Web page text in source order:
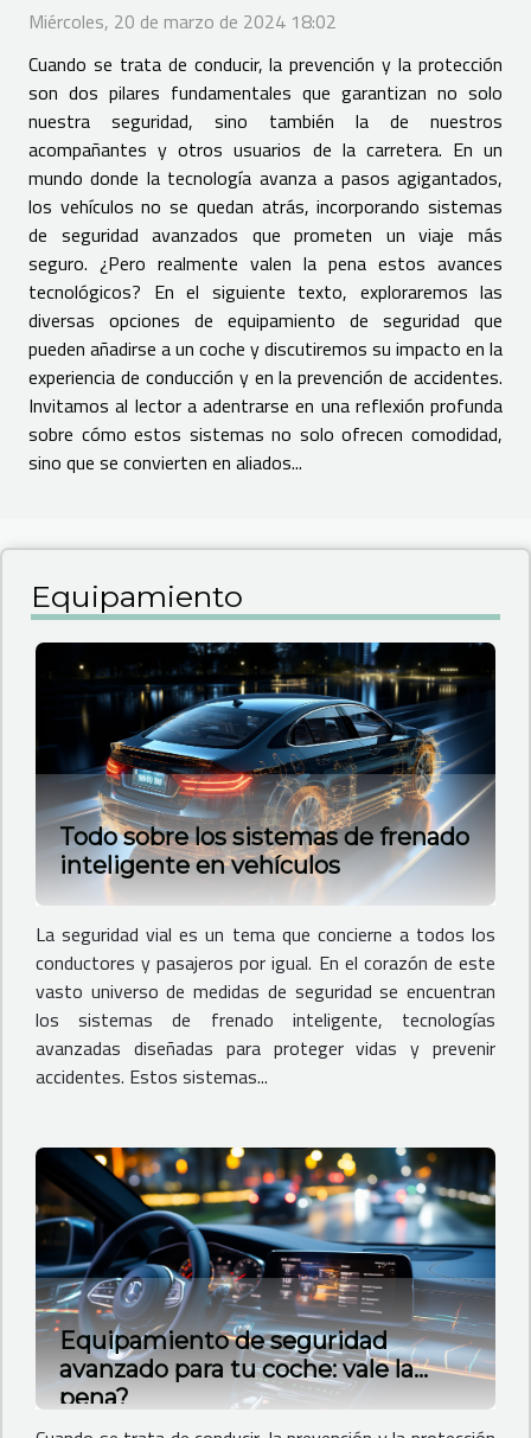
Miércoles, 20 de marzo de 2024 18:02
Cuando se trata de conducir, la prevención y la protección
son dos pilares fundamentales que garantizan no solo
nuestra seguridad, sino también la de nuestros
acompañantes y otros usuarios de la carretera. En un
mundo donde la tecnología avanza a pasos agigantados,
los vehículos no se quedan atrás, incorporando sistemas
de seguridad avanzados que prometen un viaje más
seguro. ¿Pero realmente valen la pena estos avances
tecnológicos? En el siguiente texto, exploraremos las
diversas opciones de equipamiento de seguridad que
pueden añadirse a un coche y discutiremos su impacto en la
experiencia de conducción y en la prevención de accidentes.
Invitamos al lector a adentrarse en una reflexión profunda
sobre cómo estos sistemas no solo ofrecen comodidad,
sino que se convierten en aliados...
Equipamiento
Todo sobre los sistemas de frenado
inteligente en vehículos
La seguridad vial es un tema que concierne a todos los
conductores y pasajeros por igual. En el corazón de este
vasto universo de medidas de seguridad se encuentran
los sistemas de frenado inteligente, tecnologías
avanzadas diseñadas para proteger vidas y prevenir
accidentes. Estos sistemas...
Equipamiento de seguridad
avanzado para tu coche: vale la
pena?